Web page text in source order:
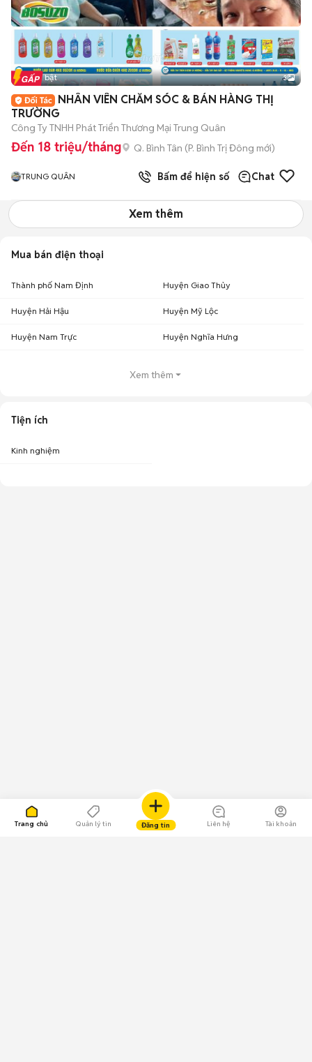
Trang chủ Quản lý tin Đăng tin Liên hệ Tài khoản
Tin nổi bật 3
NHÂN VIÊN CHĂM SÓC & BÁN HÀNG THỊ
TRƯỜNG
Công Ty TNHH Phát Triển Thương Mại Trung Quân
Đến 18 triệu/tháng Q. Bình Tân (P. Bình Trị Đông mới)
TRUNG QUÂN Bấm để hiện số Chat
Xem thêm
Mua bán điện thoại
Thành phố Nam Định Huyện Giao Thủy
Huyện Hải Hậu Huyện Mỹ Lộc
Huyện Nam Trực Huyện Nghĩa Hưng
Xem thêm
Tiện ích
Kinh nghiệm